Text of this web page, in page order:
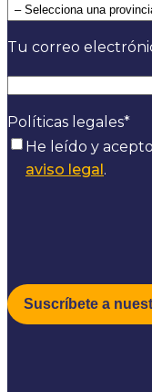
Tu correo
Políticas legales*
He leído y
aviso legal.